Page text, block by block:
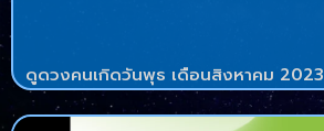
ดูดวงคนเกิดวันพุธ เดือนสิงหาคม 2023